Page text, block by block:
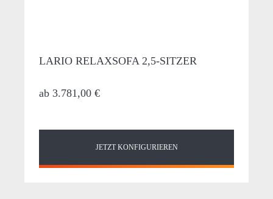
LARIO RELAXSOFA 2,5-SITZER
ab 3.781,00 €
JETZT KONFIGURIEREN